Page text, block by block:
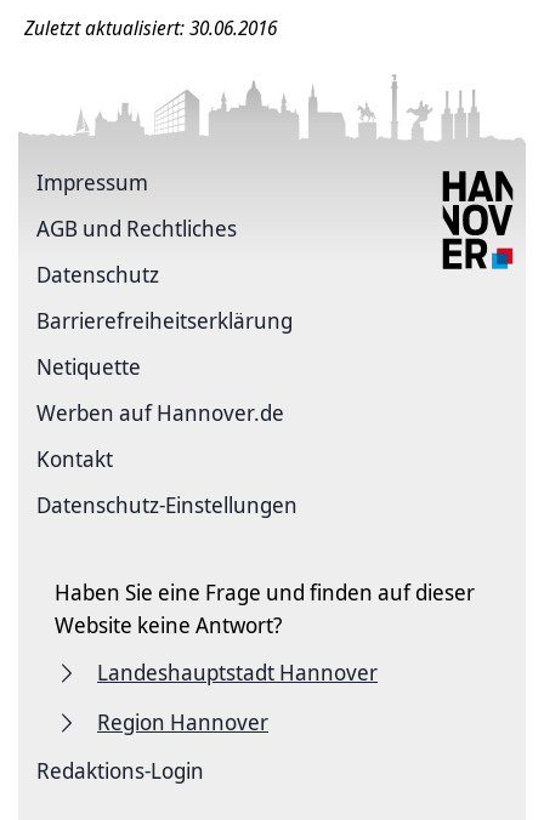
Zuletzt aktualisiert: 30.06.2016
Impressum
AGB und Rechtliches
Datenschutz
Barriere­freiheits­erklärung
Netiquette
Werben auf Hannover.de
Kontakt
Datenschutz-Einstellungen
Haben Sie eine Frage und finden auf dieser
Website keine Antwort?
Landeshauptstadt Hannover
Region Hannover
Redaktions-Login